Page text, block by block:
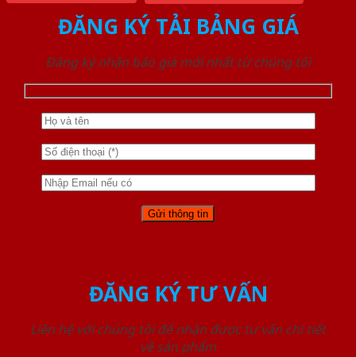
ĐĂNG KÝ TẢI BẢNG GIÁ
Đăng ký nhận báo giá mới nhất từ chúng tôi
ĐĂNG KÝ TƯ VẤN
Liên hệ với chúng tôi để nhận được tư vấn chi tiết
về sản phẩm